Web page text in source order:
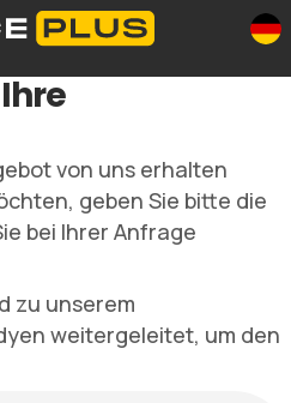
Was ist Selfstorage
von uns erhalten
geben Sie bitte die
bei Ihrer Anfrage
zu unserem
weitergeleitet, um den